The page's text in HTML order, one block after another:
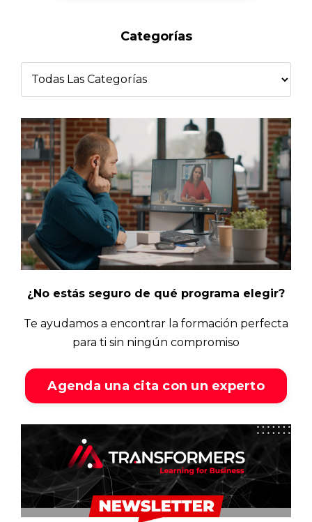
Categorías
¿No estás seguro de qué programa elegir?
Te ayudamos a encontrar la formación perfecta
para ti sin ningún compromiso
Agenda una cita con un experto